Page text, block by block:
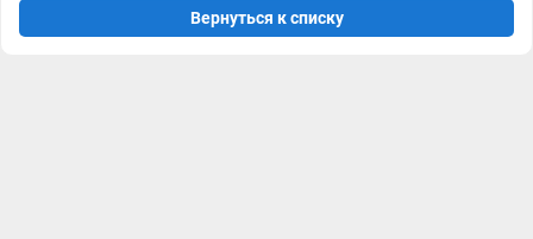
Вернуться к списку